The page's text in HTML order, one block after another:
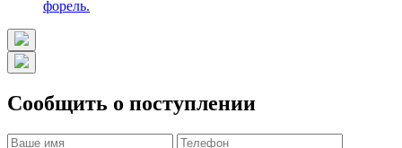
форель.
Сообщить о поступлении